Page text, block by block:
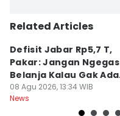
Related Articles
Defisit Jabar Rp5,7 T,
Pakar: Jangan Ngegas
Belanja Kalau Gak Ada
Duit
08 Agu 2026, 13:34 WIB
News